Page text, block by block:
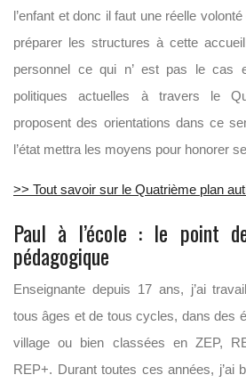
l’enfant et donc il faut une réelle
préparer les structures à cette
personnel ce qui n’ est pas le cas
politiques actuelles à travers le
proposent des orientations dans ce
l’état mettra les moyens pour honorer
>> Tout savoir sur le Quatrième plan
Paul à l’école : le point
pédagogique
Enseignante depuis 17 ans, j’ai
tous âges et de tous cycles, dans des
village ou bien classées en ZEP,
REP+. Durant toutes ces années, j’ai